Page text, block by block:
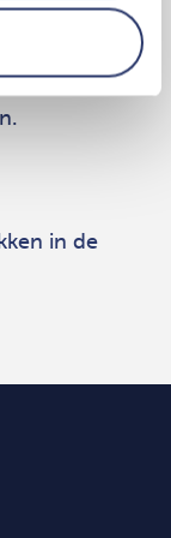
van
onderzoek
in op onze
in de